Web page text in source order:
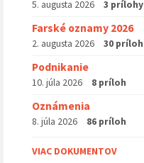
5. augusta 2026 3 prílohy
Farské oznamy 2026
2. augusta 2026 30 príloh
Podnikanie
10. júla 2026 8 príloh
Oznámenia
8. júla 2026 86 príloh
VIAC DOKUMENTOV